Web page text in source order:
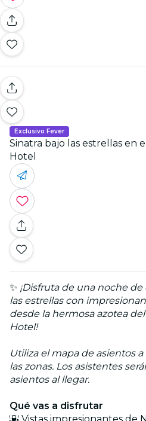
Exclusivo Fever
Sinatra bajo las estrellas en
Hotel
✨ ¡Disfruta de una noche de
las estrellas con
desde la hermosa azotea
Hotel!
Utiliza el mapa de asientos
las zonas. Los asistentes
asientos al llegar.
Qué vas a disfrutar
🌇 Vistas impresionantes de